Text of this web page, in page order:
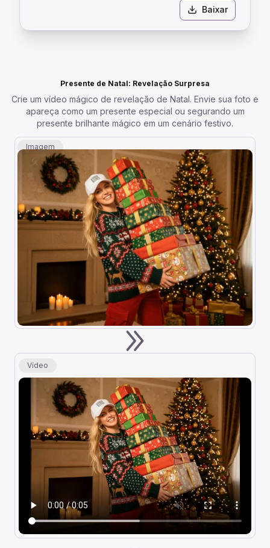
Baixar
Presente de Natal: Revelação Surpresa
Crie um vídeo mágico de revelação de Natal. Envie sua foto e
apareça como um presente especial ou segurando um
presente brilhante mágico em um cenário festivo.
Imagem
Vídeo